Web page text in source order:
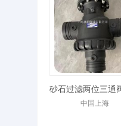
中国上海